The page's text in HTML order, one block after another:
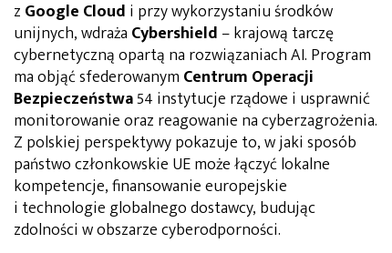
z Google Cloud i przy wykorzystaniu środków
unijnych, wdraża Cybershield – krajową tarczę
cybernetyczną opartą na rozwiązaniach AI. Program
ma objąć sfederowanym Centrum Operacji
Bezpieczeństwa54 instytucje rządowe i usprawnić
monitorowanie oraz reagowanie na cyberzagrożenia.
Z polskiej perspektywy pokazuje to, w jaki sposób
państwo członkowskie UE może łączyć lokalne
kompetencje, finansowanie europejskie
i technologie globalnego dostawcy, budując
zdolności w obszarze cyberodporności.